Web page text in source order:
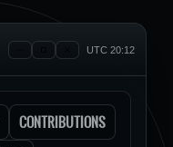
UTC 20:12
CONTRIBUTIONS